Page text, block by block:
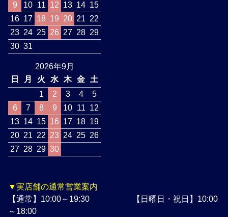
9
10 11 12 13 14 15
16 17 18 19 20 21 22
23 24 25 26 27 28 29
30 31
2026年9月
日
月 火 水 木 金
土
1
2 3 4
5
6
7 8 9 10 11 12
13 14 15 16 17 18 19
20 21 22 23 24 25 26
27 28 29 30
▼実店舗の通常営業案内
【通常】10:00～19:30 【日曜日・祝日】10:00
～18:00